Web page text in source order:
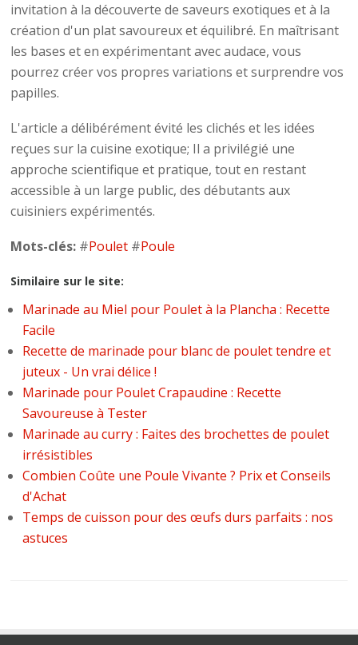
invitation à la découverte de saveurs exotiques et à la
création d'un plat savoureux et équilibré. En maîtrisant
les bases et en expérimentant avec audace, vous
pourrez créer vos propres variations et surprendre vos
papilles.
L'article a délibérément évité les clichés et les idées
reçues sur la cuisine exotique; Il a privilégié une
approche scientifique et pratique, tout en restant
accessible à un large public, des débutants aux
cuisiniers expérimentés.
Mots-clés: #Poulet #Poule
Similaire sur le site:
Marinade au Miel pour Poulet à la Plancha : Recette
Facile
Recette de marinade pour blanc de poulet tendre et
juteux - Un vrai délice !
Marinade pour Poulet Crapaudine : Recette
Savoureuse à Tester
Marinade au curry : Faites des brochettes de poulet
irrésistibles
Combien Coûte une Poule Vivante ? Prix et Conseils
d'Achat
Temps de cuisson pour des œufs durs parfaits : nos
astuces